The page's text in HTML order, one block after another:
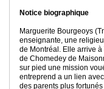
Notice biographique
Marguerite Bourgeoys
enseignante, une
de Montréal. Elle arrive
de Chomedey de
sur pied une mission
entreprend a un lien
des parents plus